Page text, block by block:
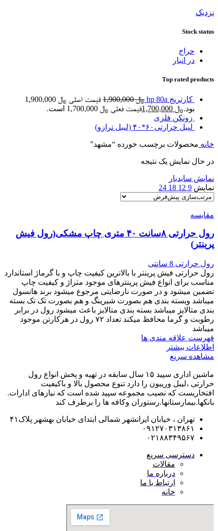
نزدیک
Stock status
حراج
در انبار
Top rated products
کارتریج hp 80a ﷼1,900,000
قیمت اصلی ﷼ 1,900,000
بود.﷼
قیمت فعلی ﷼ 1,700,000 است.
زونکن فلزی
لیبل حرارتی۶۰*۴۰ (لیبل ترازو)
خانه محصولات برچسب خورده “مشهد”
در حال نمایش یک نتیجه
نمایش سایدبار
نمایش 9
12
18
24
مقایسه
رول حرارتی ۸سانت ۴۰ متری چاپ مشکی(رول فیش
پرینتر)
رول حرارتی 8 سانتی
رول حرارتی فیش پرینتر با بالاترین کیفیت چاپ و با گرماژ استاندارد
مناسب برای انواع فیش پرینترهای موجود متراژ و کیفیت چاپ
تضمین میشود و در صورت نارضایتی مرجوع میشود برند هانسول
میباشد و‌بسته بندی هم بصورت شیرینگ و هم بصورت تک تک بسته
بندی متالایز میباشد بسته بندی متالایز باعث میشود رول در برابر
رطوبت و گرما محافظ میکند تعداد ۷۲ رول در هرکارتن موجود
میباشد
فهرست علاقه مندی ها
اطلاعات بیشتر
مشاهده سریع
ماشین اداری سپید ۱۵ سال سابقه در تهیه و پخش انواع رول
حرارتی ،لیبل وریبون را دارد تنوع محصول بالا و باکیفیت
افتخاریست که نصیب مجموعه سپید شده است که نیازهای ادارات.
بانکها.بیمارستانها.رستوران و‌کافه ها را برطرف کند
تهران ، خیابان ایرانشهر شمالی ابتدای خیابان بهشهر پلاک۴۱
۰۹۱۲۷۰۳۱۳۸۶۱
۰۲۱۸۸۳۴۹۵۶۷
دسترسی سریع
مقالات
درباره ما
ارتباط با ما
خانه